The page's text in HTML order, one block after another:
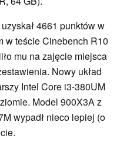
4661 punktów w
w teście Cinebench R10
mu na zajęcie miejsca
Nowy układ
Intel Core i3-380UM
Model 900X3A z
wypadł nieco lepiej (o